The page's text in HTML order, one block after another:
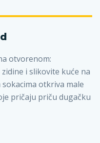
otvorenom:
i slikovite kuće na
otkriva male
pričaju priču dugačku